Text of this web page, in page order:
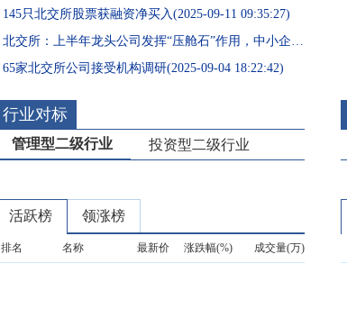
145只北交所股票获融资净买入(2025-09-11 09:35:27)
北交所：上半年龙头公司发挥“压舱石”作用，中小企业韧性十足(2025-09-04 23:14:58)
65家北交所公司接受机构调研(2025-09-04 18:22:42)
行业对标
管理型二级行业 投资型二级行业
活跃榜 领涨榜
排名 名称 最新价 涨跌幅(%) 成交量(万)